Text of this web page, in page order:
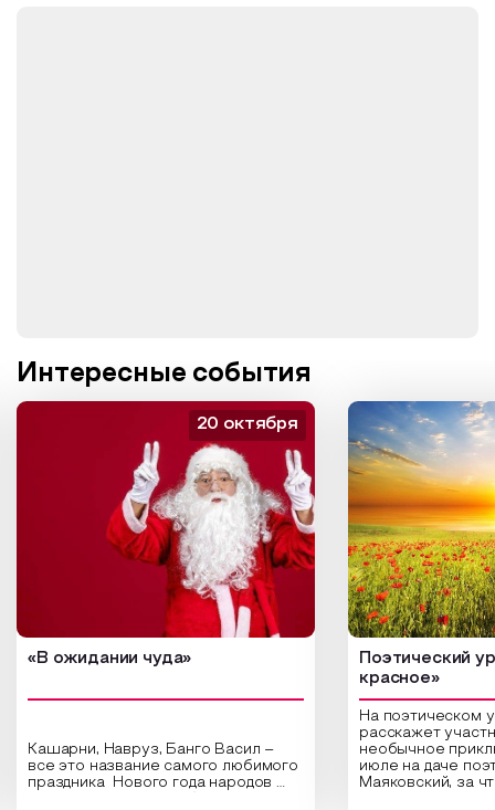
Интересные события
«В ожидании чуда»
Кашарни, Навруз, Банго Васил –
все это название самого любимого
праздника Нового года народов
20 октября
Поэтический
красное»
На поэтическом
расскажет
необычное
июле на даче
Маяковский, за